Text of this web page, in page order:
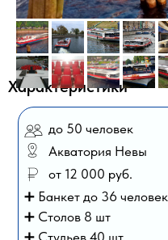
➕ Банкет до 36 человек
➕ Столов 8 шт
➕ Стульев 40 шт
Характеристики
до 50 человек
от 12 000 руб.
Акватория Невы